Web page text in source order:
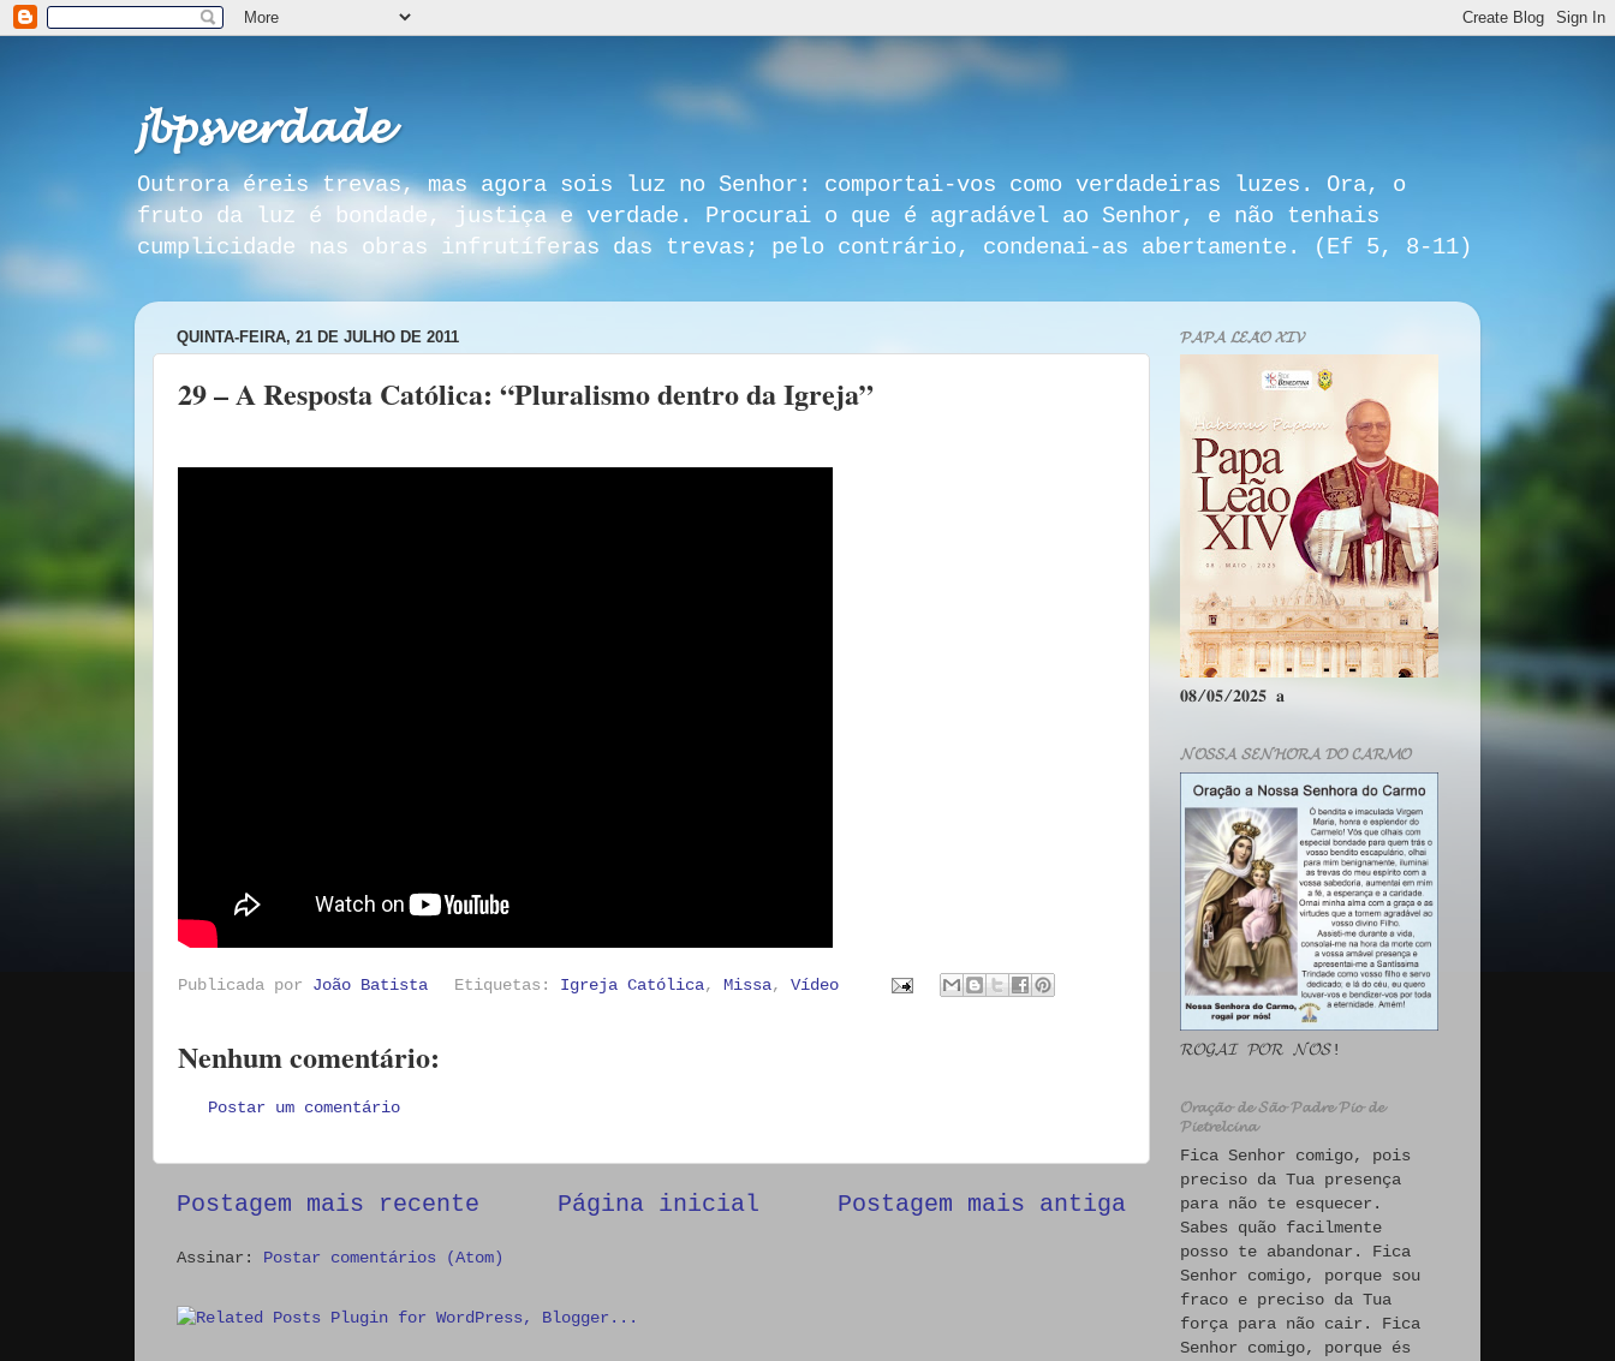
𝓳𝓫𝓹𝓼𝓿𝓮𝓻𝓭𝓪𝓭𝓮
Outrora éreis trevas, mas agora sois luz no Senhor: comportai-vos como verdadeiras luzes. Ora, o
fruto da luz é bondade, justiça e verdade. Procurai o que é agradável ao Senhor, e não tenhais
cumplicidade nas obras infrutíferas das trevas; pelo contrário, condenai-as abertamente. (Ef 5, 8-11)
QUINTA-FEIRA, 21 DE JULHO DE 2011
29 – A Resposta Católica: “Pluralismo dentro da Igreja”
Publicada por João Batista Etiquetas: Igreja Católica,Missa,Vídeo
Nenhum comentário:
Postar um comentário
Postagem mais recente Postagem mais antiga
Página inicial
Assinar: Postar comentários (Atom)
𝓟𝓐𝓟𝓐 𝓛𝓔𝓐̃𝓞 𝓧𝓘𝓥
𝟎𝟖/𝟎𝟓/𝟐𝟎𝟐𝟓 𝐚
𝓝𝓞𝓢𝓢𝓐 𝓢𝓔𝓝𝓗𝓞𝓡𝓐 𝓓𝓞 𝓒𝓐𝓡𝓜𝓞
𝓡𝓞𝓖𝓐𝓘 𝓟𝓞𝓡 𝓝𝓞́𝓢!
𝓞𝓻𝓪𝓬̧𝓪̃𝓸 𝓭𝓮 𝓢𝓪̃𝓸 𝓟𝓪𝓭𝓻𝓮 𝓟𝓲𝓸 𝓭𝓮
𝓟𝓲𝓮𝓽𝓻𝓮𝓵𝓬𝓲𝓷𝓪
Fica Senhor comigo, pois
preciso da Tua presença
para não te esquecer.
Sabes quão facilmente
posso te abandonar. Fica
Senhor comigo, porque sou
fraco e preciso da Tua
força para não cair. Fica
Senhor comigo, porque és